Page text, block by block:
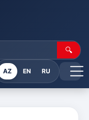
🔍
AZ EN RU